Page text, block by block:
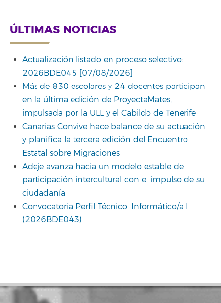
ÚLTIMAS NOTICIAS
Actualización listado en proceso selectivo:
2026BDE045 [07/08/2026]
Más de 830 escolares y 24 docentes participan
en la última edición de ProyectaMates,
impulsada por la ULL y el Cabildo de Tenerife
Canarias Convive hace balance de su actuación
y planifica la tercera edición del Encuentro
Estatal sobre Migraciones
Adeje avanza hacia un modelo estable de
participación intercultural con el impulso de su
ciudadanía
Convocatoria Perfil Técnico: Informático/a I
(2026BDE043)